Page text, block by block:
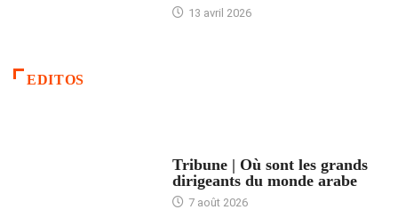
13 avril 2026
EDITOS
Tribune | Où sont les grands
dirigeants du monde arabe
7 août 2026